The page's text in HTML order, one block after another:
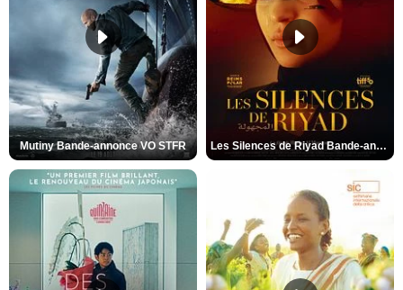
Mutiny Bande-annonce VO STFR Les Silences de Riyad Bande-annonce VO STFR